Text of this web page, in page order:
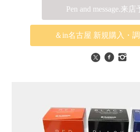
Pen and message.来店
＆in名古屋 新規購入・